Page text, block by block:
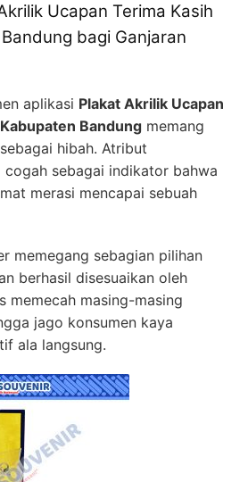
Ucapan Terima Kasih
bagi Ganjaran
aplikasi Plakat Akrilik Ucapan
Bandung memang
hibah. Atribut
sebagai indikator bahwa
merasi mencapai sebuah
memegang sebagian pilihan
berhasil disesuaikan oleh
memecah masing-masing
jago konsumen kaya
ala langsung.